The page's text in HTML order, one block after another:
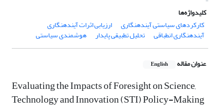
کلیدواژه‌ها
کارکردهای سیاستی آیندهنگاری
ارزیابی اثرات آیندهنگاری
آیندهنگاری انطباقی تحلیل تطبیقی پایدار هوشمندی سیاستی
عنوان مقاله English
Evaluating the Impacts of Foresight on Science,
Technology and Innovation (STI) Policy-Making